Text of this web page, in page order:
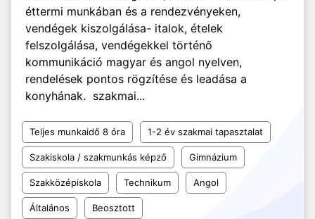
éttermi munkában és a rendezvényeken,
vendégek kiszolgálása- italok, ételek
felszolgálása, vendégekkel történő
kommunikáció magyar és angol nyelven,
rendelések pontos rögzítése és leadása a
konyhának. szakmai...
Teljes munkaidő 8 óra 1-2 év szakmai tapasztalat
Szakiskola / szakmunkás képző Gimnázium
Szakközépiskola Technikum Angol
Általános Beosztott